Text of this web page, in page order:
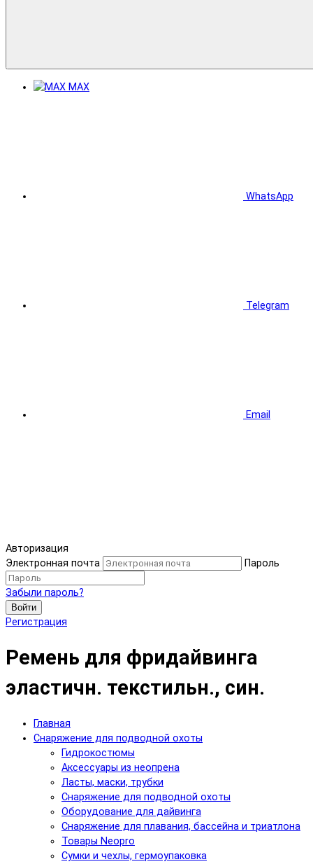
MAX
WhatsApp
Telegram
Email
Авторизация
Электронная почта
Пароль
Забыли пароль?
Войти
Регистрация
Ремень для фридайвинга
эластичн. текстильн., син.
Главная
Снаряжение для подводной охоты
Гидрокостюмы
Аксессуары из неопрена
Ласты, маски, трубки
Снаряжение для подводной охоты
Оборудование для дайвинга
Снаряжение для плавания, бассейна и триатлона
Товары Neopro
Сумки и чехлы, гермоупаковка